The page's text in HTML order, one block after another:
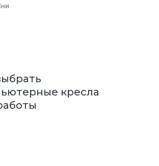
кресла